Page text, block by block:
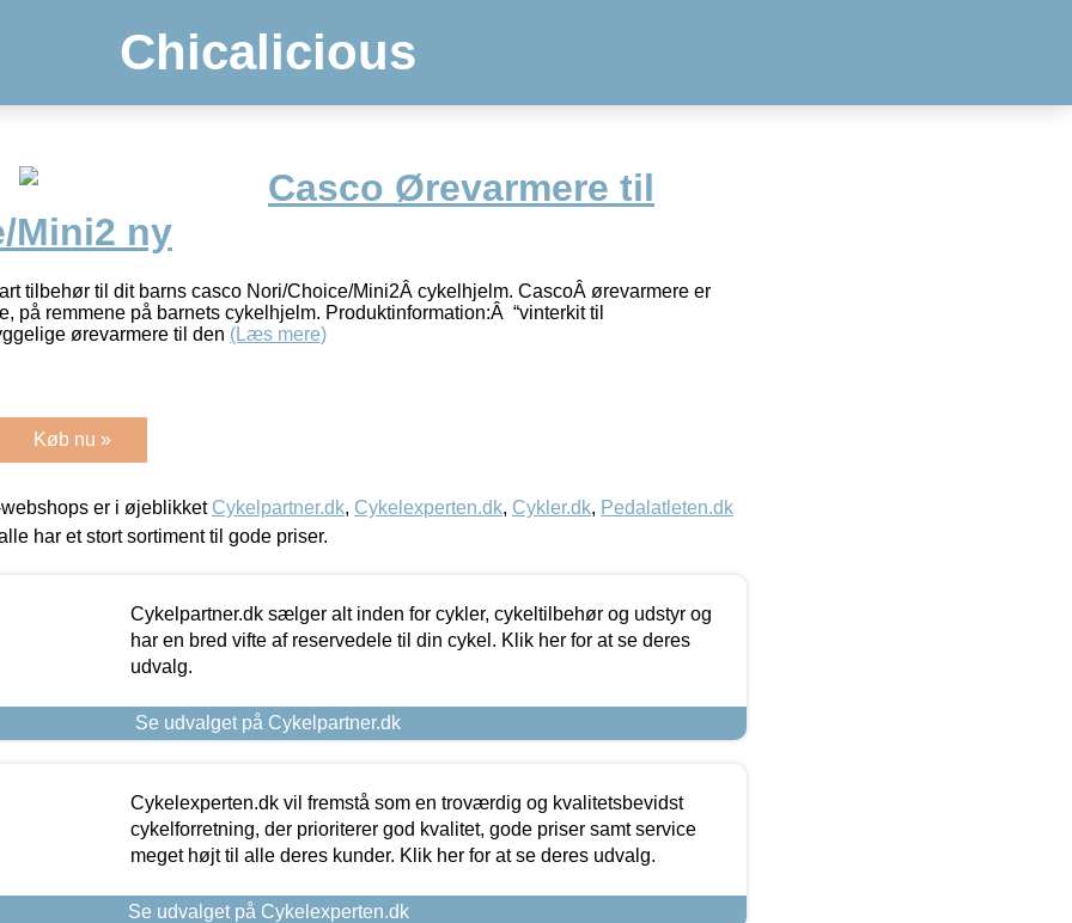
Chicalicious
Casco Ørevarmere til
Mini2 ny
tilbehør til dit barns casco Nori/Choice/Mini2Â cykelhjelm. CascoÂ ørevarmere er
på remmene på barnets cykelhjelm. Produktinformation:Â “vinterkit til
ørevarmere til den (Læs mere)
Køb nu »
er i øjeblikket Cykelpartner.dk, Cykelexperten.dk, Cykler.dk, Pedalatleten.dk
har et stort sortiment til gode priser.
Cykelpartner.dk sælger alt inden for cykler, cykeltilbehør og udstyr og
har en bred vifte af reservedele til din cykel. Klik her for at se deres
udvalg.
Se udvalget på Cykelpartner.dk
Cykelexperten.dk vil fremstå som en troværdig og kvalitetsbevidst
cykelforretning, der prioriterer god kvalitet, gode priser samt service
meget højt til alle deres kunder. Klik her for at se deres udvalg.
Se udvalget på Cykelexperten.dk